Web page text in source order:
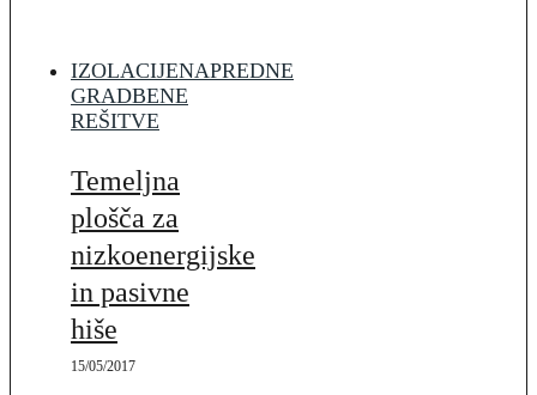
IZOLACIJENAPREDNE
GRADBENE
REŠITVE
Temeljna
plošča za
nizkoenergijske
in pasivne
hiše
15/05/2017